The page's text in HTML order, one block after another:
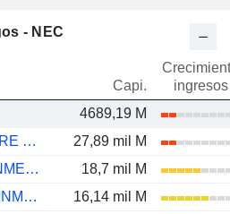
- NEC
Capi.
ingresos
4689,19 M
ARISTOCRAT LEISURE LIMITED
27,89 mil M
GALAXY ENTERTAINMENT GROUP LIMITED
18,7 mil M
FLUTTER ENTERTAINMENT PLC
16,14 mil M